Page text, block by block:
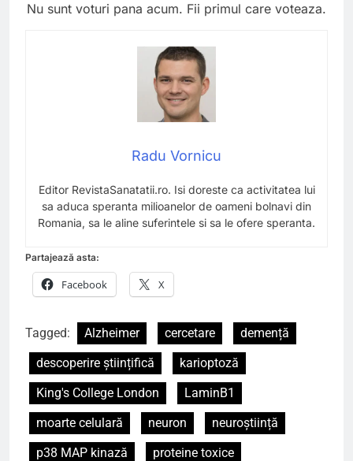
Nu sunt voturi pana acum. Fii primul care voteaza.
Radu Vornicu
Editor RevistaSanatatii.ro. Isi doreste ca activitatea lui
sa aduca speranta milioanelor de oameni bolnavi din
Romania, sa le aline suferintele si sa le ofere speranta.
Partajează asta:
Facebook X
Tagged: Alzheimer cercetare
demență
descoperire științifică
karioptoză
King's College London
LaminB1
moarte celulară
neuron
neuroștiință
p38 MAP kinază
proteine toxice